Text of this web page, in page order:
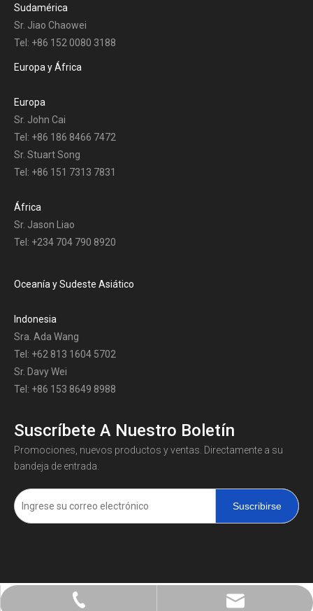
Sudamérica
Sr. Jiao Chaowei
Tel: +86 152 0080 3188
Europa y África
Europa
Sr. John Cai
Tel: +86 186 8466 7472
Sr. Stuart Song
Tel: +86 151 7313 7831
África
Sr. Jason Liao
Tel: +234 704 790 8920
Oceanía y Sudeste Asiático
Indonesia
Sra. Ada Wang
Tel: +62 813 1604 5702
Sr. Davy Wei
Tel: +86 153 8649 8988
Suscríbete A Nuestro Boletín
Promociones, nuevos productos y ventas. Directamente a su
bandeja de entrada.
Suscribirse